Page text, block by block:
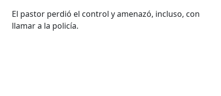
El pastor perdió el control y amenazó, incluso, con
llamar a la policía.